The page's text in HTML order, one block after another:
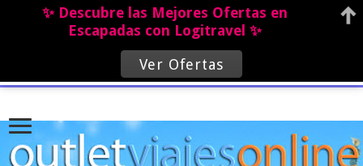
✨ Descubre las Mejores Ofertas en
Escapadas con Logitravel ✨
Ver Ofertas